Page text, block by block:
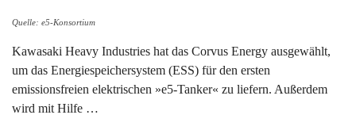
Quelle: e5-Konsortium
Kawasaki Heavy Industries hat das Corvus Energy ausgewählt,
um das Energiespeichersystem (ESS) für den ersten
emissionsfreien elektrischen »e5-Tanker« zu liefern. Außerdem
wird mit Hilfe …